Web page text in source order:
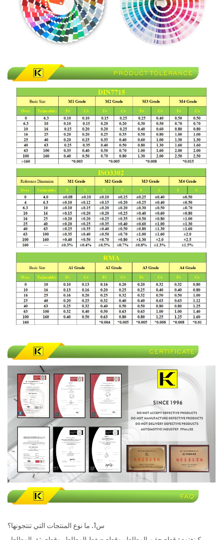
س1. ما نوع المنتجات التي تنتجونها؟